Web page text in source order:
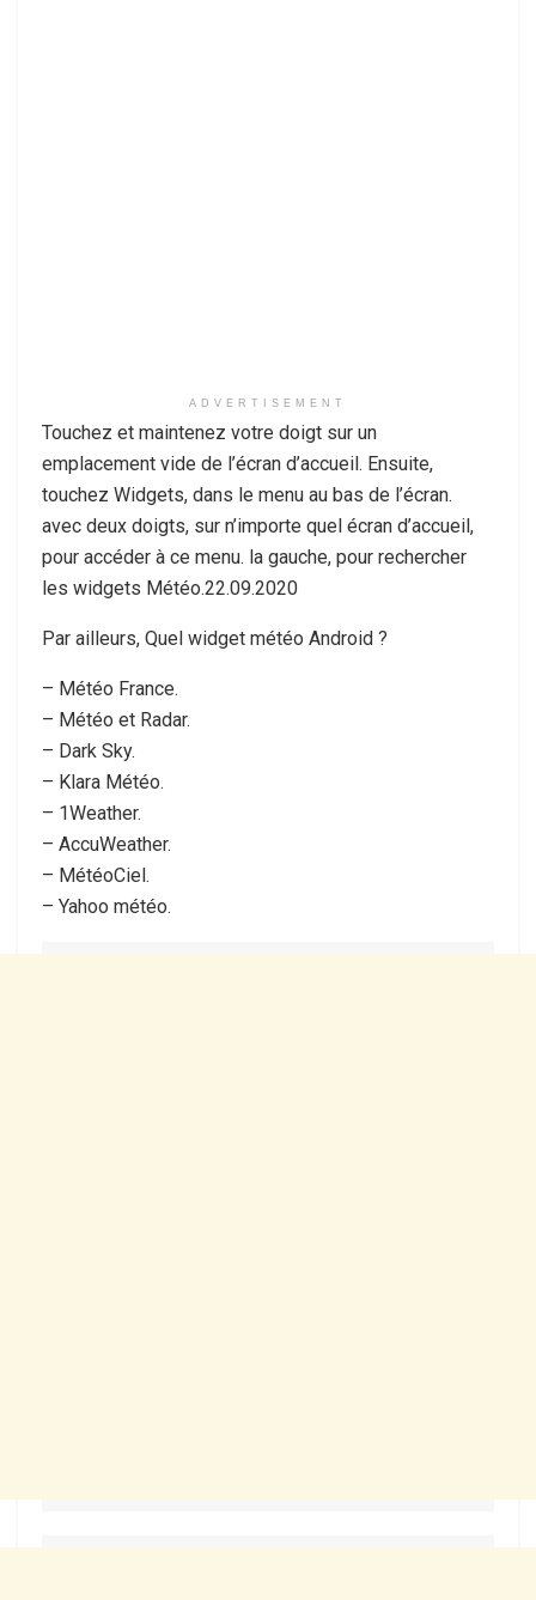
ADVERTISEMENT
Touchez et maintenez votre doigt sur un
emplacement vide de l’écran d’accueil. Ensuite,
touchez Widgets, dans le menu au bas de l’écran.
avec deux doigts, sur n’importe quel écran d’accueil,
pour accéder à ce menu. la gauche, pour rechercher
les widgets Météo.22.09.2020
Par ailleurs, Quel widget météo Android ?
– Météo France.
– Météo et Radar.
– Dark Sky.
– Klara Météo.
– 1Weather.
– AccuWeather.
– MétéoCiel.
– Yahoo météo.